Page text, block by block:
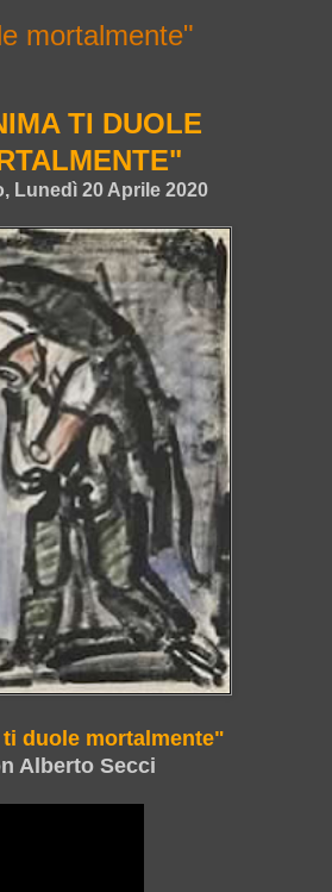
mortalmente"
TI DUOLE
Lunedì 20 Aprile 2020
duole mortalmente"
Alberto Secci